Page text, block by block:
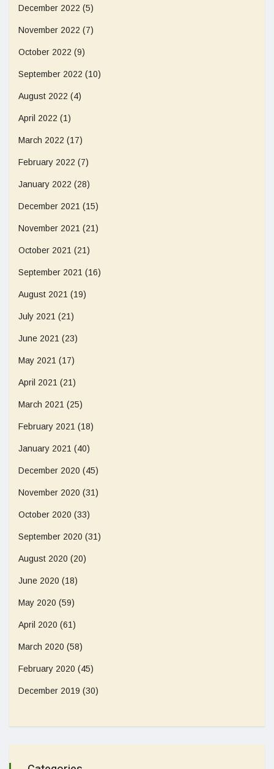
December 2022 (5)
November 2022 (7)
October 2022 (9)
September 2022 (10)
August 2022 (4)
April 2022 (1)
March 2022 (17)
February 2022 (7)
January 2022 (28)
December 2021 (15)
November 2021 (21)
October 2021 (21)
September 2021 (16)
August 2021 (19)
July 2021 (21)
June 2021 (23)
May 2021 (17)
April 2021 (21)
March 2021 (25)
February 2021 (18)
January 2021 (40)
December 2020 (45)
November 2020 (31)
October 2020 (33)
September 2020 (31)
August 2020 (20)
June 2020 (18)
May 2020 (59)
April 2020 (61)
March 2020 (58)
February 2020 (45)
December 2019 (30)